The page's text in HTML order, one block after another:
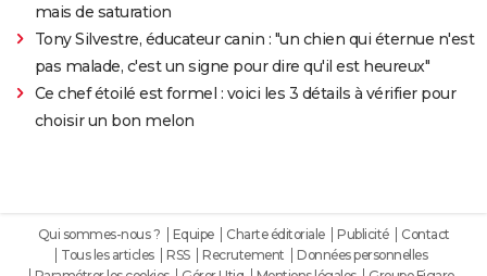
mais de saturation
Tony Silvestre, éducateur canin : "un chien qui éternue n'est
pas malade, c'est un signe pour dire qu'il est heureux"
Ce chef étoilé est formel : voici les 3 détails à vérifier pour
choisir un bon melon
Qui sommes-nous ? Equipe Charte éditoriale Publicité
Contact
Tous les articles
RSS Recrutement
Données personnelles